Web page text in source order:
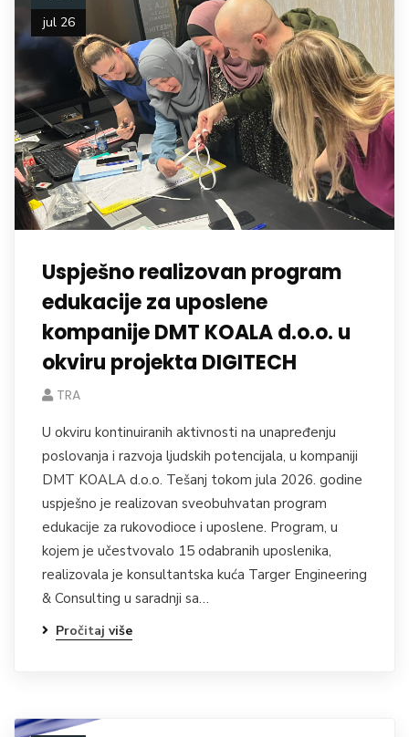
jul 26
Uspješno realizovan program
edukacije za uposlene
kompanije DMT KOALA d.o.o. u
okviru projekta DIGITECH
TRA
U okviru kontinuiranih aktivnosti na unapređenju
poslovanja i razvoja ljudskih potencijala, u kompaniji
DMT KOALA d.o.o. Tešanj tokom jula 2026. godine
uspješno je realizovan sveobuhvatan program
edukacije za rukovodioce i uposlene. Program, u
kojem je učestvovalo 15 odabranih uposlenika,
realizovala je konsultantska kuća Targer Engineering
& Consulting u saradnji sa…
Pročitaj više